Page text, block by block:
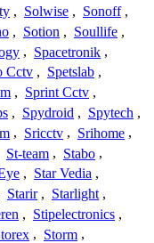
, Solwise , Sonoff ,
, Sotion , Soullife ,
, Spacetronik ,
Cctv , Spetslab ,
, Sprint Cctv ,
, Spydroid , Spytech ,
, Sricctv , Srihome ,
St-team , Stabo ,
, Star Vedia ,
Starir , Starlight ,
, Stipelectronics ,
, Storm ,